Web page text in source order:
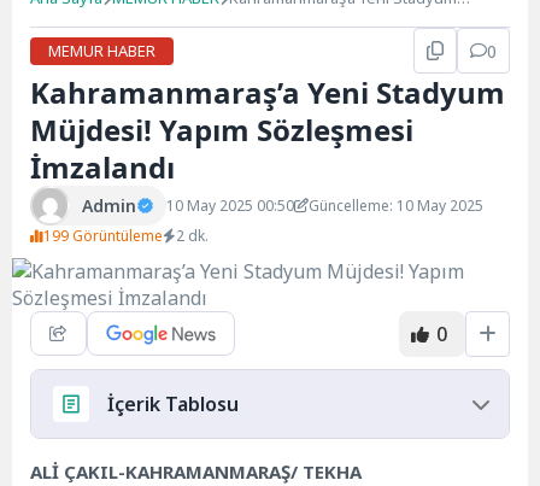
MEMUR HABER
0
Kahramanmaraş’a Yeni Stadyum
Müjdesi! Yapım Sözleşmesi
İmzalandı
Admin 10 May 2025 00:50
Güncelleme: 10 May 2025
199 Görüntüleme
2 dk.
0
İçerik Tablosu
17.500 Kişilik Modern Stadyum
ALİ ÇAKIL-KAHRAMANMARAŞ/ TEKHA